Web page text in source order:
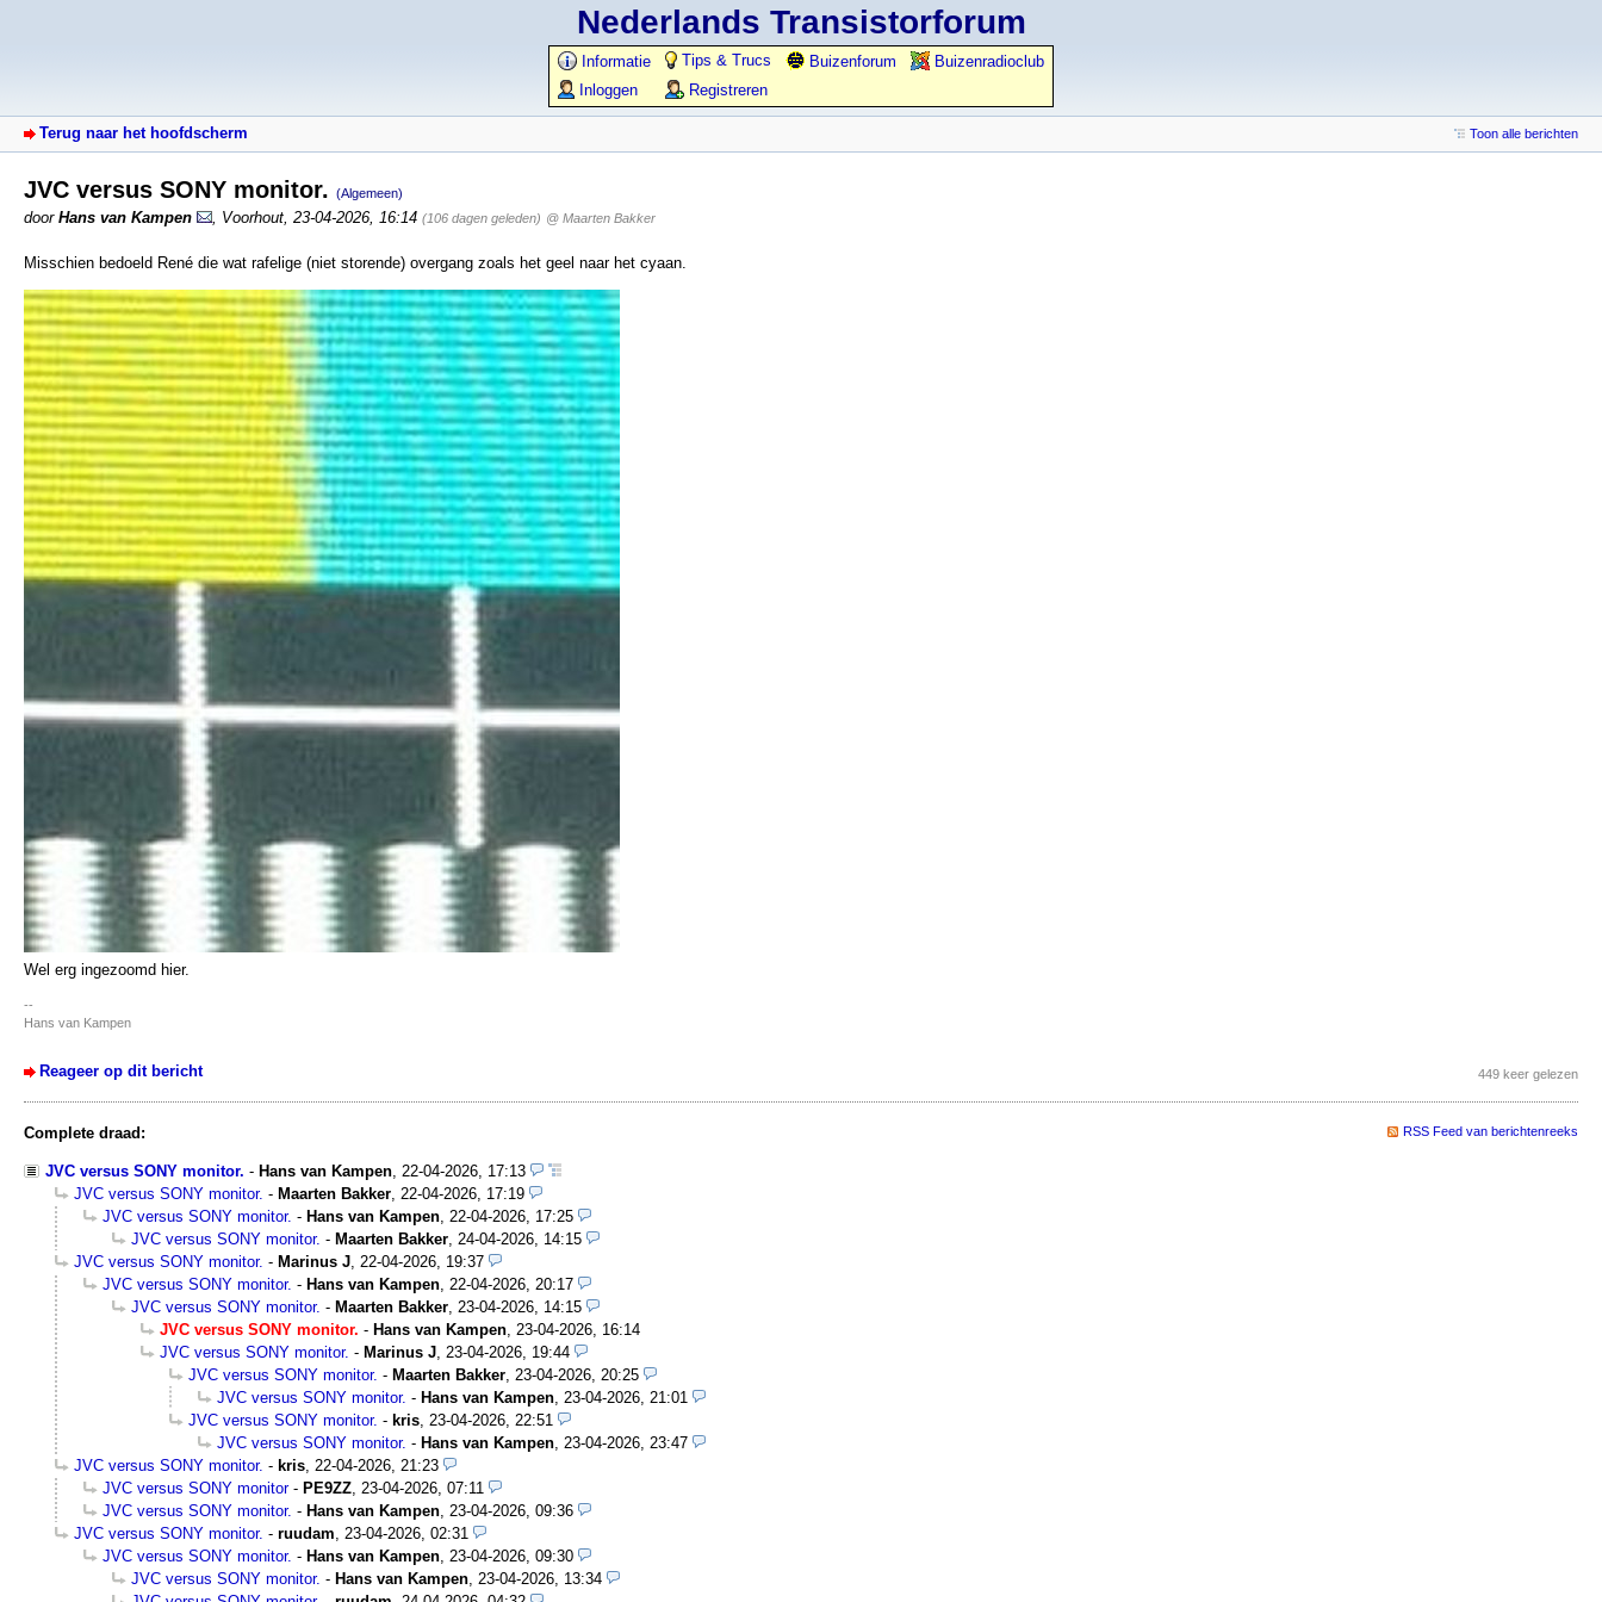
Nederlands Transistorforum
Informatie Tips & Trucs Buizenforum
Buizenradioclub
Inloggen
Registreren
Terug naar het hoofdscherm Toon alle berichten
JVC versus SONY monitor. (Algemeen)
door Hans van Kampen Voorhout 23-04-2026, 16:14 (106 dagen geleden) @ Maarten Bakker
Misschien bedoeld René die wat rafelige (niet storende) overgang zoals het geel naar het cyaan.
Wel erg ingezoomd hier.
--
Hans van Kampen
Reageer op dit bericht 449 keer gelezen
Complete draad: RSS Feed van berichtenreeks
JVC versus SONY monitor. - Hans van Kampen, 22-04-2026, 17:13
JVC versus SONY monitor. - Maarten Bakker, 22-04-2026, 17:19
JVC versus SONY monitor. - Hans van Kampen, 22-04-2026, 17:25
JVC versus SONY monitor. - Maarten Bakker, 24-04-2026, 14:15
JVC versus SONY monitor. - Marinus J, 22-04-2026, 19:37
JVC versus SONY monitor. - Hans van Kampen, 22-04-2026, 20:17
JVC versus SONY monitor. - Maarten Bakker, 23-04-2026, 14:15
JVC versus SONY monitor. - Hans van Kampen, 23-04-2026, 16:14
JVC versus SONY monitor. - Marinus J, 23-04-2026, 19:44
JVC versus SONY monitor. - Maarten Bakker, 23-04-2026, 20:25
JVC versus SONY monitor. - Hans van Kampen, 23-04-2026, 21:01
JVC versus SONY monitor. - kris, 23-04-2026, 22:51
JVC versus SONY monitor. - Hans van Kampen, 23-04-2026, 23:47
JVC versus SONY monitor. - kris, 22-04-2026, 21:23
JVC versus SONY monitor- PE9ZZ, 23-04-2026, 07:11
JVC versus SONY monitor. - Hans van Kampen, 23-04-2026, 09:36
JVC versus SONY monitor. - ruudam, 23-04-2026, 02:31
JVC versus SONY monitor. - Hans van Kampen, 23-04-2026, 09:30
JVC versus SONY monitor. - Hans van Kampen, 23-04-2026, 13:34